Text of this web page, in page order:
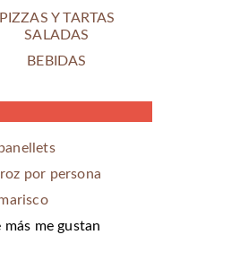
PIZZAS Y TARTAS
SALADAS
BEBIDAS
por persona
más me gustan